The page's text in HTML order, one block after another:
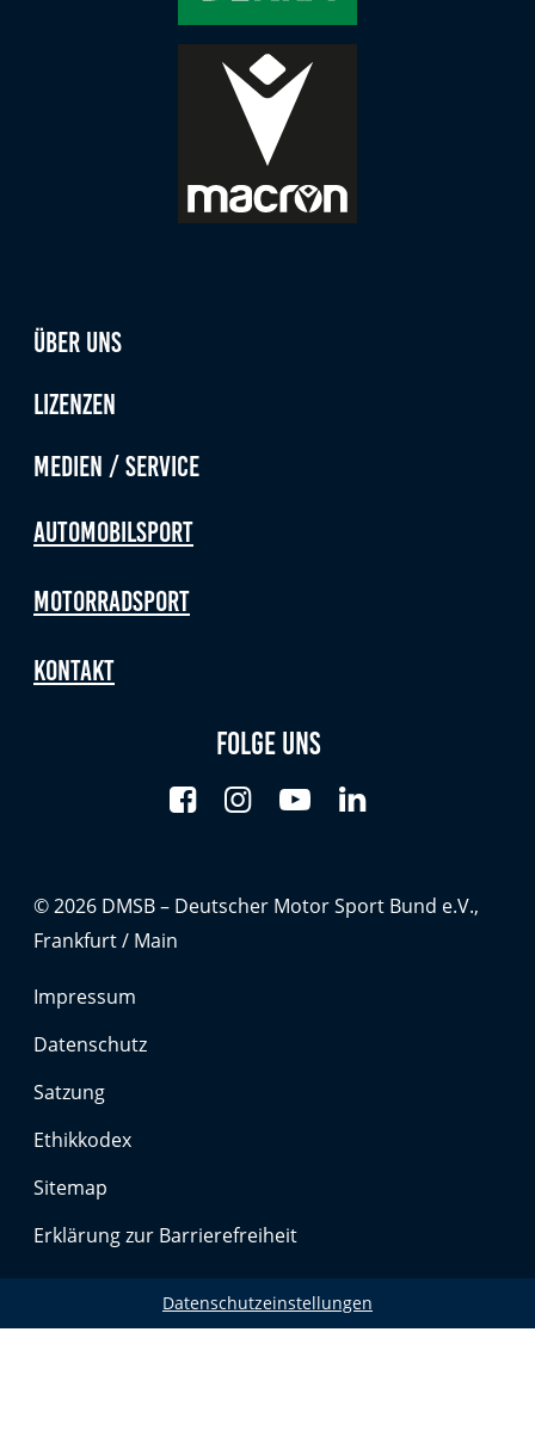
Über uns
Lizenzen
Medien / Service
Automobilsport
Motorradsport
Kontakt
Folge uns
© 2026 DMSB – Deutscher Motor Sport Bund e.V.,
Frankfurt / Main
Impressum
Datenschutz
Satzung
Ethikkodex
Sitemap
Erklärung zur Barrierefreiheit
Datenschutzeinstellungen